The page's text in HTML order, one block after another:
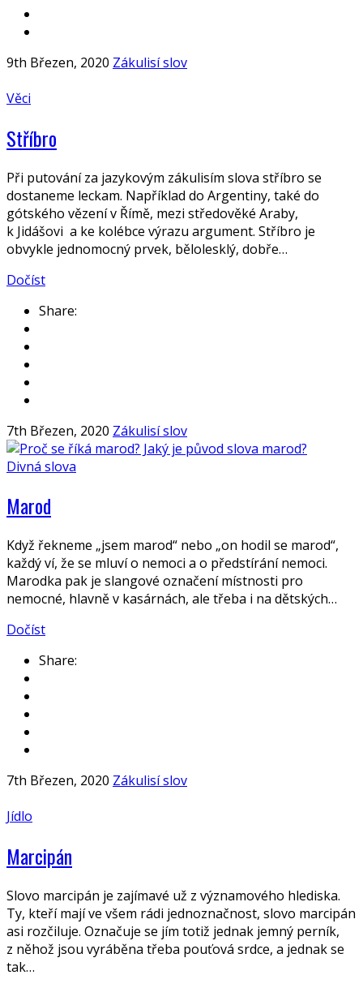
9th Březen, 2020 Zákulisí slov
Věci
Stříbro
Při putování za jazykovým zákulisím slova stříbro se
dostaneme leckam. Například do Argentiny, také do
gótského vězení v Římě, mezi středověké Araby,
k Jidášovi a ke kolébce výrazu argument. Stříbro je
obvykle jednomocný prvek, bělolesklý, dobře…
Dočíst
Share:
7th Březen, 2020 Zákulisí slov
Divná slova
Marod
Když řekneme „jsem marod“ nebo „on hodil se marod“,
každý ví, že se mluví o nemoci a o předstírání nemoci.
Marodka pak je slangové označení místnosti pro
nemocné, hlavně v kasárnách, ale třeba i na dětských…
Dočíst
Share:
7th Březen, 2020 Zákulisí slov
Jídlo
Marcipán
Slovo marcipán je zajímavé už z významového hlediska.
Ty, kteří mají ve všem rádi jednoznačnost, slovo marcipán
asi rozčiluje. Označuje se jím totiž jednak jemný perník,
z něhož jsou vyráběna třeba pouťová srdce, a jednak se
tak…